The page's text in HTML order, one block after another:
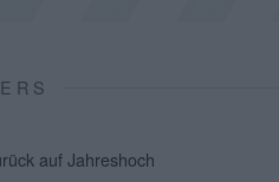
auf Jahreshoch